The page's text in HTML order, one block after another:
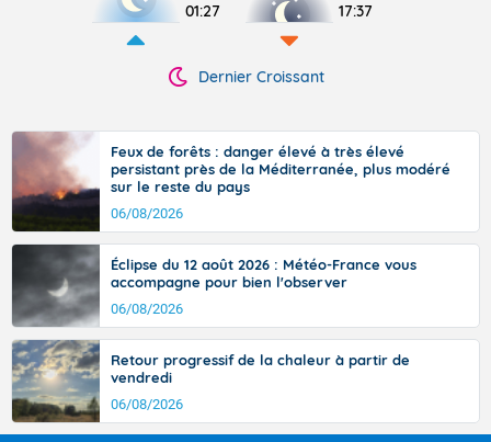
01:27 17:37
Dernier Croissant
Feux de forêts : danger élevé à très élevé
persistant près de la Méditerranée, plus modéré
sur le reste du pays
06/08/2026
Éclipse du 12 août 2026 : Météo-France vous
accompagne pour bien l'observer
06/08/2026
Retour progressif de la chaleur à partir de
vendredi
06/08/2026